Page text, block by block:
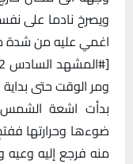
ويصرخ نادما على
اغمي عليه من شدة
ومر الوقت حتى
بدأت اشعة الشمس
ضوءها وحرارتها
منه فرجع إليه